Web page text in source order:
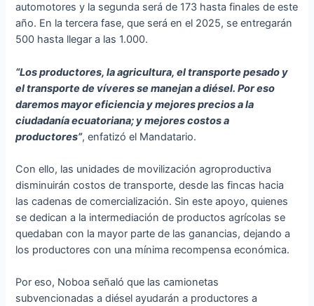
automotores y la segunda será de 173 hasta finales de este
año. En la tercera fase, que será en el 2025, se entregarán
500 hasta llegar a las 1.000.
“Los productores, la agricultura, el transporte pesado y
el transporte de víveres se manejan a diésel. Por eso
daremos mayor eficiencia y mejores precios a la
ciudadanía ecuatoriana; y mejores costos a
productores”, enfatizó el Mandatario.
Con ello, las unidades de movilización agroproductiva
disminuirán costos de transporte, desde las fincas hacia
las cadenas de comercialización. Sin este apoyo, quienes
se dedican a la intermediación de productos agrícolas se
quedaban con la mayor parte de las ganancias, dejando a
los productores con una mínima recompensa económica.
Por eso, Noboa señaló que las camionetas
subvencionadas a diésel ayudarán a productores a